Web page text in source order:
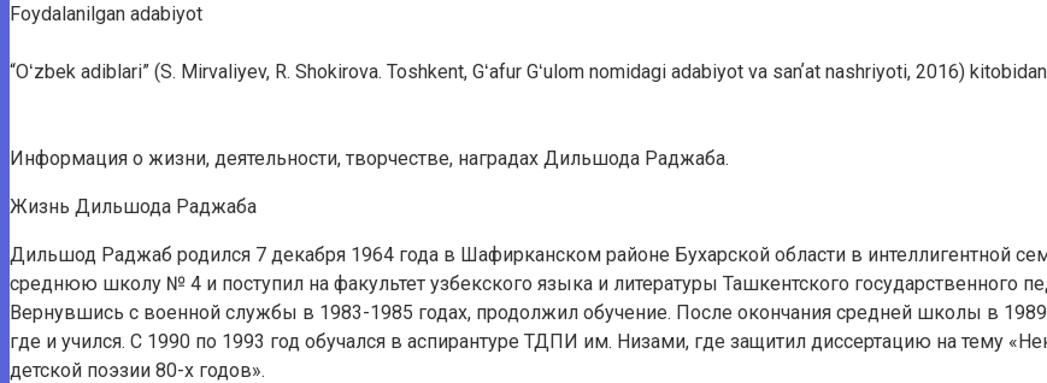
Foydalanilgan adabiyot
“Oʻzbek adiblari” (S. Mirvaliyev, R. Shokirova. Toshkent, Gʻafur Gʻulom nomidagi adabiyot va sanʼat nashriyoti, 2016)
Информация о жизни, деятельности, творчестве, наградах Дильшода Раджаба.
Жизнь Дильшода Раджаба
Дильшод Раджаб родился 7 декабря 1964 года в Шафирканском районе Бухарской области в интеллигентной
среднюю школу № 4 и поступил на факультет узбекского языка и литературы Ташкентского государственного
Вернувшись с военной службы в 1983-1985 годах, продолжил обучение. После окончания средней школы в
где и учился. С 1990 по 1993 год обучался в аспирантуре ТДПИ им. Низами, где защитил диссертацию на тему
детской поэзии 80-х годов».